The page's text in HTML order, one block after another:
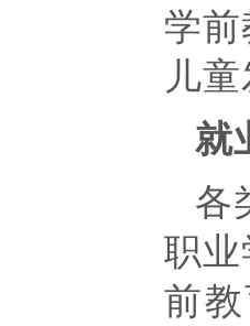
学
儿
就
各
职
前